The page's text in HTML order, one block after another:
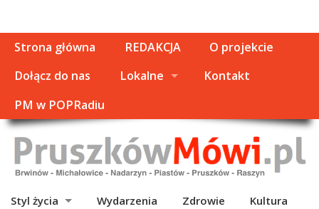
Strona główna REDAKCJA
O projekcie
Dołącz do nas
Lokalne
Kontakt
PM w POPRadiu
Styl życia Wydarzenia Zdrowie Kultura